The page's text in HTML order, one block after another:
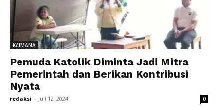
KAIMANA
Pemuda Katolik Diminta Jadi Mitra
Pemerintah dan Berikan Kontribusi
Nyata
redaksi - Juli 12, 2024 0